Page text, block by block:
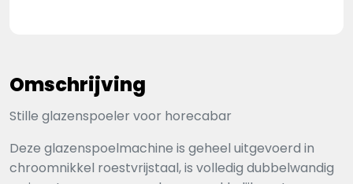
Omschrijving
Stille glazenspoeler voor horecabar
Deze glazenspoelmachine is geheel uitgevoerd in
chroomnikkel roestvrijstaal, is volledig dubbelwandig